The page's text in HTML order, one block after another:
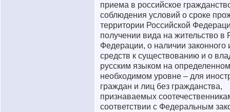
приема в российское
соблюдения условий о сроке
территории Российской
получении вида на жительство в
Федерации, о наличии законного
средств к существованию и о
русским языком на определенном
необходимом уровне – для
граждан и лиц без гражданства,
признаваемых
соответствии с Федеральным